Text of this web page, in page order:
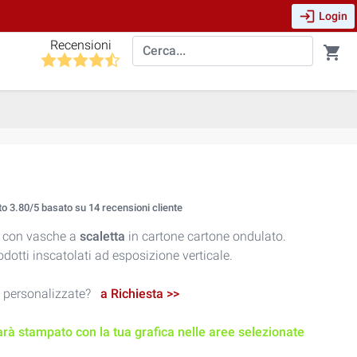
login Login
Recensioni shopping_cart
3.80/5 basato su 14 recensioni cliente
con vasche ascaletta in cartone cartone ondulato.
inscatolati ad esposizione verticale.
a Richiesta >>
stampato con la tua grafica nelle aree selezionate